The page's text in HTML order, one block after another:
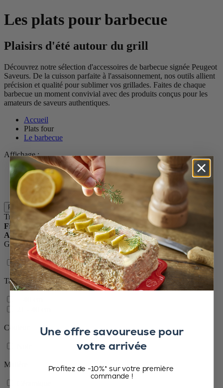
Les plats pour barbecue
Plaisirs d'été autour du grill
Découvrez notre sélection d'accessoires de barbecue signée Peugeot
Saveurs. De la cuisson parfaite à l'assaisonnement, nos outils allient
précision et qualité pour sublimer vos grillades. Faites de chaque
barbecue un moment convivial avec des produits conçus pour les
amateurs de saveurs authentiques.
Accueil
Plats four
Le barbecue
Affichage :
30
60
120
Filtres
Trier par
Filtrer par
Affiner les options
Gamme de produits
Grill to Table
Taille
Couleur
Matière
Une offre savoureuse pour
votre arrivée
Profitez de -10%* sur votre première
commande !